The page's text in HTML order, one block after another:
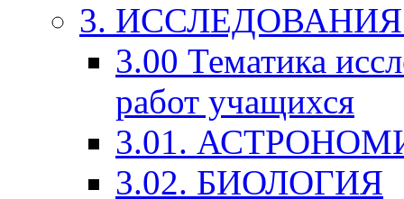
3.
3.00 Тематика
работ учащихся
3.01.
3.02. БИОЛОГИЯ